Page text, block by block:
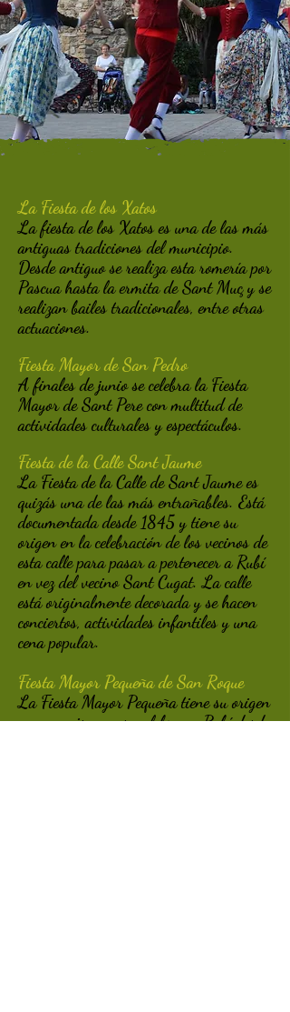
La Fiesta de los Xatos
La fiesta de los Xatos es una de las más
antiguas tradiciones del municipio.
Desde antiguo se realiza esta romería por
Pascua hasta la ermita de Sant Muç y se
realizan bailes tradicionales, entre otras
actuaciones.
Fiesta Mayor de San Pedro
A finales de junio se celebra la Fiesta
Mayor de Sant Pere con multitud de
actividades culturales y espectáculos.
Fiesta de la Calle Sant Jaume
La Fiesta de la Calle de Sant Jaume es
quizás una de las más entrañables. Está
documentada desde 1845 y tiene su
origen en la celebración de los vecinos de
esta calle para pasar a pertenecer a Rubí
en vez del vecino Sant Cugat. La calle
está originalmente decorada y se hacen
conciertos, actividades infantiles y una
cena popular.
Fiesta Mayor Pequeña de San Roque
La Fiesta Mayor Pequeña tiene su origen
en una misa que se celebra en Rubí desde